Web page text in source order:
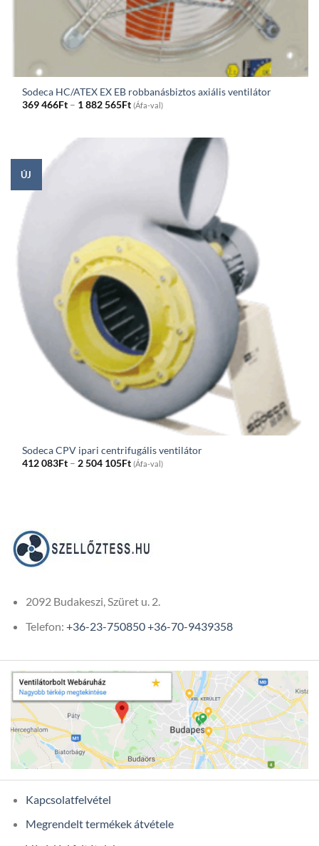
Sodeca HC/ATEX EX EB robbanásbiztos axiális ventilátor
369 466Ft – 1 882 565FtPrice
range:
through
(Áfa-val)
ÚJ
Sodeca CPV ipari centrifugális ventilátor
412 083Ft – 2 504 105FtPrice
range:
(Áfa-val)
2092 Budakeszi, Szüret u. 2.
Telefon: +36-23-750850+36-70-9439358
Kapcsolatfelvétel
Megrendelt termékek átvétele